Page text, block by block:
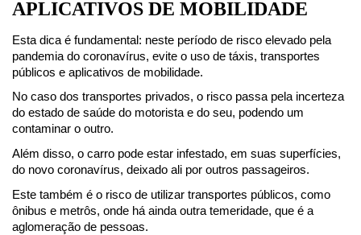
APLICATIVOS DE MOBILIDADE
Esta dica é fundamental: neste período de risco elevado pela
pandemia do coronavírus, evite o uso de táxis, transportes
públicos e aplicativos de mobilidade.
No caso dos transportes privados, o risco passa pela incerteza
do estado de saúde do motorista e do seu, podendo um
contaminar o outro.
Além disso, o carro pode estar infestado, em suas superfícies,
do novo coronavírus, deixado ali por outros passageiros.
Este também é o risco de utilizar transportes públicos, como
ônibus e metrôs, onde há ainda outra temeridade, que é a
aglomeração de pessoas.